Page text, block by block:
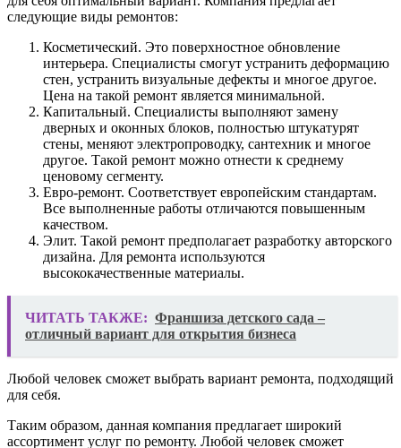
следующие виды ремонтов:
Косметический. Это поверхностное обновление
интерьера. Специалисты смогут устранить деформацию
стен, устранить визуальные дефекты и многое другое.
Цена на такой ремонт является минимальной.
Капитальный. Специалисты выполняют замену
дверных и оконных блоков, полностью штукатурят
стены, меняют электропроводку, сантехник и многое
другое. Такой ремонт можно отнести к среднему
ценовому сегменту.
Евро-ремонт. Соответствует европейским стандартам.
Все выполненные работы отличаются повышенным
качеством.
Элит. Такой ремонт предполагает разработку авторского
дизайна. Для ремонта используются
высококачественные материалы.
ЧИТАТЬ ТАКЖЕ: Франшиза детского сада –
отличный вариант для открытия бизнеса
Любой человек сможет выбрать вариант ремонта, подходящий
для себя.
Таким образом, данная компания предлагает широкий
ассортимент услуг по ремонту. Любой человек сможет